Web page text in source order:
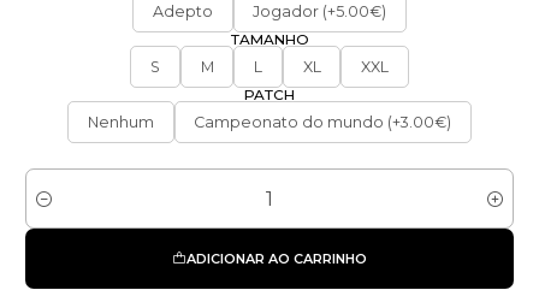
Adepto
Jogador (+5.00€)
TAMANHO
S
M L XL
XXL
PATCH
Nenhum
Campeonato do mundo (+3.00€)
Quantidade
ADICIONAR AO CARRINHO